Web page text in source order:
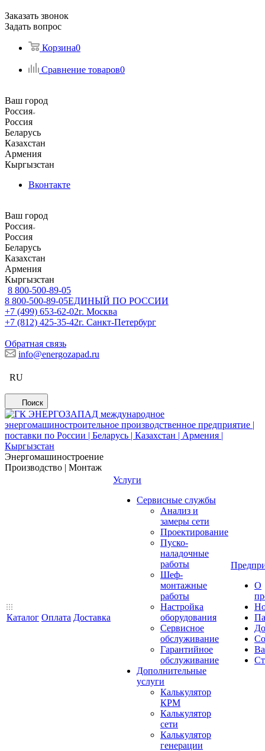
Заказать звонок
Задать вопрос
Корзина0
Сравнение товаров0
Ваш город
Россия
Россия
Беларусь
Казахстан
Армения
Кыргызстан
Вконтакте
Ваш город
Россия
Россия
Беларусь
Казахстан
Армения
Кыргызстан
8 800-500-89-05
8 800-500-89-05ЕДИНЫЙ ПО РОССИИ
+7 (499) 653-62-02г. Москва
+7 (812) 425-35-42г. Санкт-Петербург
Обратная связь
info@energozapad.ru
RU
Поиск
Энергомашиностроение
Производство | Монтаж
Каталог Оплата Доставка
Услуги
Сервисные службы
Анализ и
замеры сети
Проектирование
Пуско-
наладочные
работы
Шеф-
монтажные
работы
Настройка
оборудования
Сервисное
обслуживание
Гарантийное
обслуживание
Дополнительные
услуги
Калькулятор
КРМ
Калькулятор
сети
Калькулятор
генерации
О